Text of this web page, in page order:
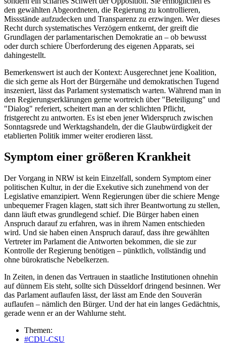
den gewählten Abgeordneten, die Regierung zu kontrollieren,
Missstände aufzudecken und Transparenz zu erzwingen. Wer dieses
Recht durch systematisches Verzögern entkernt, der greift die
Grundlagen der parlamentarischen Demokratie an – ob bewusst
oder durch schiere Überforderung des eigenen Apparats, sei
dahingestellt.
Bemerkenswert ist auch der Kontext: Ausgerechnet jene Koalition,
die sich gerne als Hort der Bürgernähe und demokratischen Tugend
inszeniert, lässt das Parlament systematisch warten. Während man in
den Regierungserklärungen gerne wortreich über "Beteiligung" und
"Dialog" referiert, scheitert man an der schlichten Pflicht,
fristgerecht zu antworten. Es ist eben jener Widerspruch zwischen
Sonntagsrede und Werktagshandeln, der die Glaubwürdigkeit der
etablierten Politik immer weiter erodieren lässt.
Symptom einer größeren Krankheit
Der Vorgang in NRW ist kein Einzelfall, sondern Symptom einer
politischen Kultur, in der die Exekutive sich zunehmend von der
Legislative emanzipiert. Wenn Regierungen über die schiere Menge
unbequemer Fragen klagen, statt sich ihrer Beantwortung zu stellen,
dann läuft etwas grundlegend schief. Die Bürger haben einen
Anspruch darauf zu erfahren, was in ihrem Namen entschieden
wird. Und sie haben einen Anspruch darauf, dass ihre gewählten
Vertreter im Parlament die Antworten bekommen, die sie zur
Kontrolle der Regierung benötigen – pünktlich, vollständig und
ohne bürokratische Nebelkerzen.
In Zeiten, in denen das Vertrauen in staatliche Institutionen ohnehin
auf dünnem Eis steht, sollte sich Düsseldorf dringend besinnen. Wer
das Parlament auflaufen lässt, der lässt am Ende den Souverän
auflaufen – nämlich den Bürger. Und der hat ein langes Gedächtnis,
gerade wenn er an der Wahlurne steht.
Themen:
#CDU-CSU